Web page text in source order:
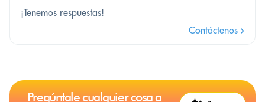
¡Tenemos respuestas!
Contáctenos
Pregúntale cualquier cosa a